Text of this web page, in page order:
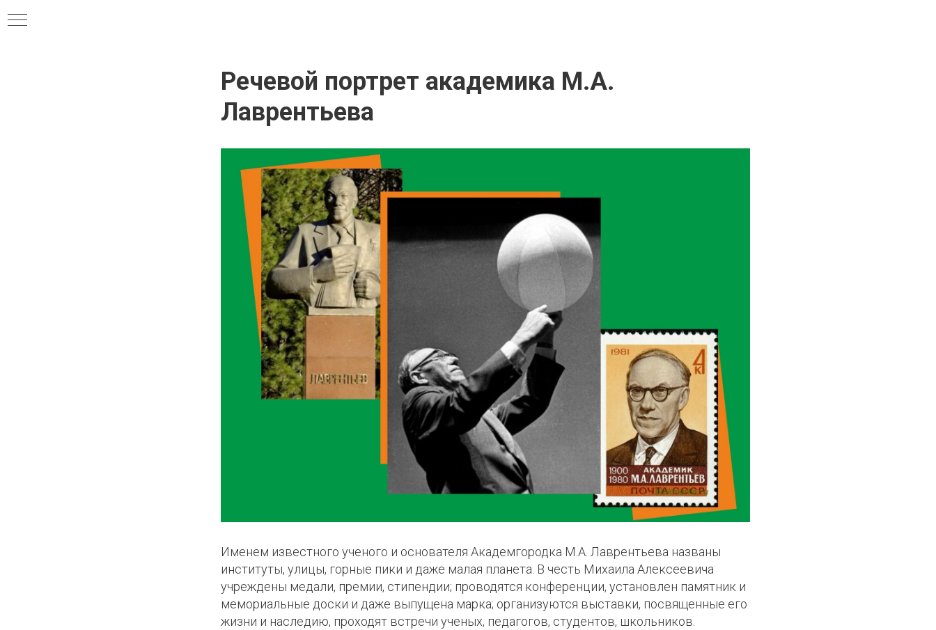
Речевой портрет академика М.А.
Лаврентьева
Именем известного ученого и основателя Академгородка М.А. Лаврентьева названы
институты, улицы, горные пики и даже малая планета. В честь Михаила Алексеевича
учреждены медали, премии, стипендии; проводятся конференции, установлен памятник и
мемориальные доски и даже выпущена марка; организуются выставки, посвященные его
жизни и наследию, проходят встречи ученых, педагогов, студентов, школьников.